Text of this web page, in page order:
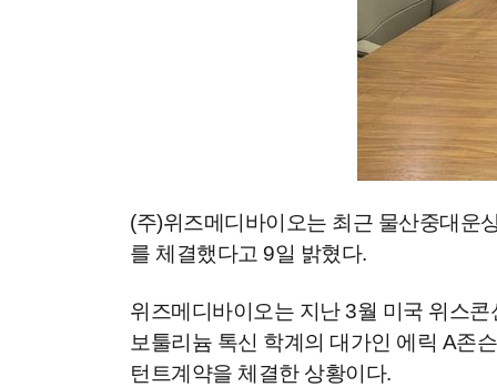
(주)위즈메디바이오는 최근 물산중대운
를 체결했다고 9일 밝혔다.
위즈메디바이오는 지난 3월 미국 위스
보툴리늄 톡신 학계의 대가인 에릭 A존
턴트계약을 체결한 상황이다.